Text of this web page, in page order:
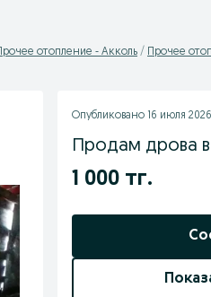
Прочее отопление - Акколь Прочее
Опубликовано 16 июля 2026
Продам дрова
1 000 тг.